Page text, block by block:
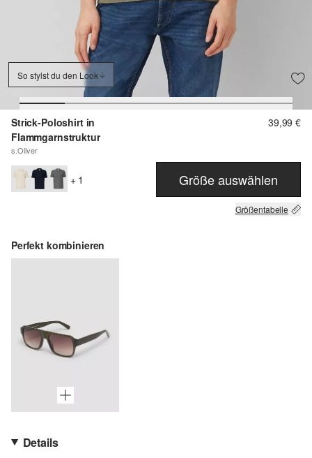
So stylst du den Look
Strick-Poloshirt in
Flammgarnstruktur
s.Oliver
39,99 €
+ 1 Größe auswählen
Größentabelle
Perfekt kombinieren
Details